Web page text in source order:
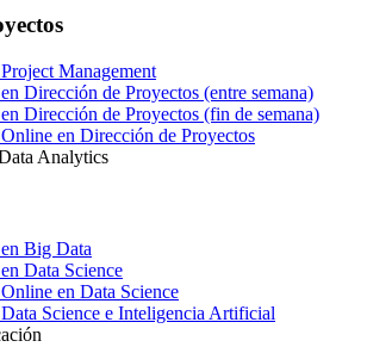
Management
Dirección de Proyectos (entre semana)
Dirección de Proyectos (fin de semana)
en Dirección de Proyectos
Analytics
Big Data
Data Science
en Data Science
Science e Inteligencia Artificial